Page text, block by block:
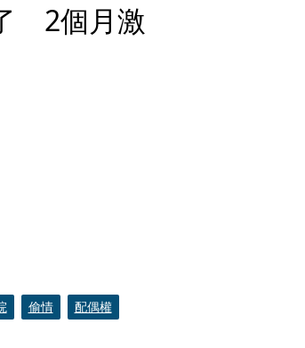
2個月激
偷情
配偶權